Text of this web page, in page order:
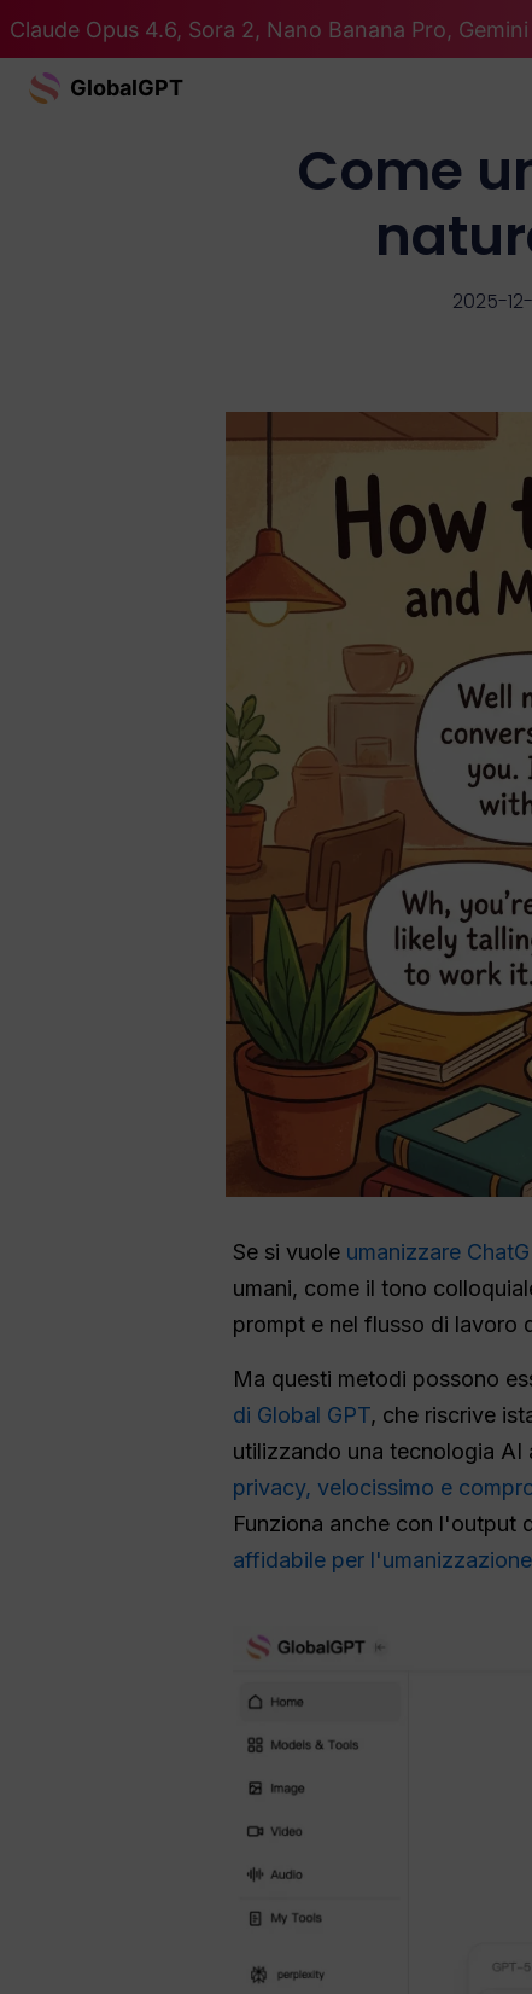
Claude Opus 4.6, Sora 2, Nano Banana Pro,
GlobalGPT
Come
2025-12-
Se si vuole umanizzare
umani, come il tono
prompt e nel flusso di lavoro
Ma questi metodi possono
di Global GPT, che riscrive
utilizzando una tecnologia
privacy, velocissimo e
Funziona anche con l'output
affidabile per l'umanizzazione